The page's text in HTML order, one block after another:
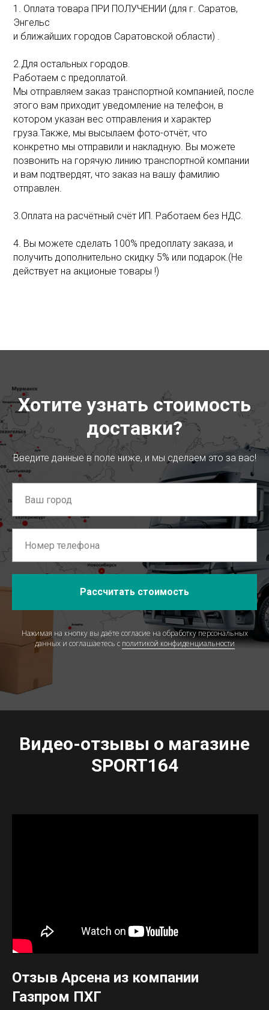
1. Оплата товара ПРИ ПОЛУЧЕНИИ (для г. Саратов,
Энгельс
и ближайших городов Саратовской области) .
2.Для остальных городов.
Работаем с предоплатой.
Мы отправляем заказ транспортной компанией, после
этого вам приходит уведомление на телефон, в
котором указан вес отправления и характер
груза.Также, мы высылаем фото-отчёт, что
конкретно мы отправили и накладную. Вы можете
позвонить на горячую линию транспортной компании
и вам подтвердят, что заказ на вашу фамилию
отправлен.
3.Оплата на расчётный счёт ИП. Работаем без НДС.
4. Вы можете сделать 100% предоплату заказа, и
получить дополнительно скидку 5% или подарок.(Не
действует на акционые товары !)
Хотите узнать стоимость
доставки?
Введите данные в поле ниже, и мы сделаем это за вас!
Рассчитать стоимость
Нажимая на кнопку вы даёте согласие на обработку персональных
данных и соглашаетесь c политикой конфиденциальности
Видео-отзывы о магазине
SPORT164
Отзыв Арсена из компании
Газпром ПХГ